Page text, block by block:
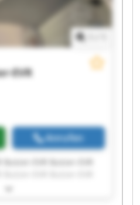
EVR
Anrufen
Butzer-EVR Butzer-EVR